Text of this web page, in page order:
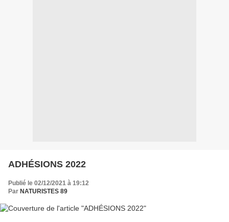
ADHÉSIONS 2022
Publié le 02/12/2021 à 19:12
Par NATURISTES 89